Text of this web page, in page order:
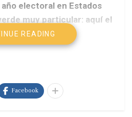
electoral en Estados
muy particular: aquí el
apesta a dinero.
READING
Facebook